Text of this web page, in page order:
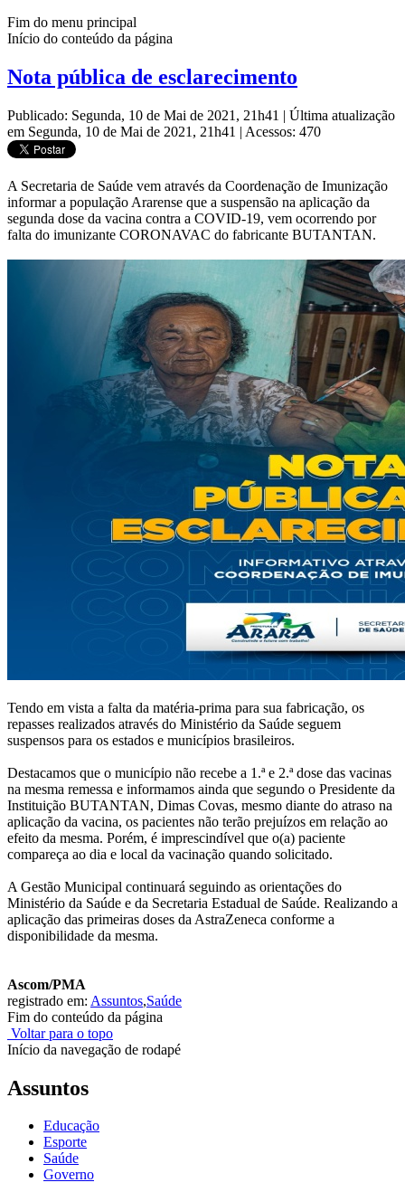
Fim do menu principal
Início do conteúdo da página
Nota pública de esclarecimento
Publicado: Segunda, 10 de Mai de 2021, 21h41 | Última atualização
em Segunda, 10 de Mai de 2021, 21h41 | Acessos: 470
A Secretaria de Saúde vem através da Coordenação de Imunização
informar a população Ararense que a suspensão na aplicação da
segunda dose da vacina contra a COVID-19, vem ocorrendo por
falta do imunizante CORONAVAC do fabricante BUTANTAN.
Tendo em vista a falta da matéria-prima para sua fabricação, os
repasses realizados através do Ministério da Saúde seguem
suspensos para os estados e municípios brasileiros.
Destacamos que o município não recebe a 1.ª e 2.ª dose das vacinas
na mesma remessa e informamos ainda que segundo o Presidente da
Instituição BUTANTAN, Dimas Covas, mesmo diante do atraso na
aplicação da vacina, os pacientes não terão prejuízos em relação ao
efeito da mesma. Porém, é imprescindível que o(a) paciente
compareça ao dia e local da vacinação quando solicitado.
A Gestão Municipal continuará seguindo as orientações do
Ministério da Saúde e da Secretaria Estadual de Saúde. Realizando a
aplicação das primeiras doses da AstraZeneca conforme a
disponibilidade da mesma.
Ascom/PMA
registrado em: Assuntos,Saúde
Fim do conteúdo da página
Voltar para o topo
Início da navegação de rodapé
Assuntos
Educação
Esporte
Saúde
Governo